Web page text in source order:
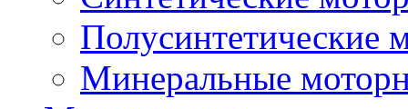
Полусинтетические
Минеральные